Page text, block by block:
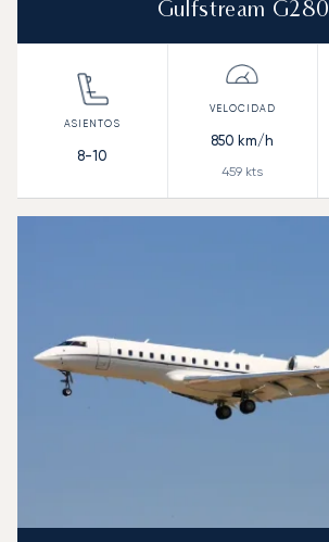
Gulfstream G280
8-10
850 km/h
459 kts